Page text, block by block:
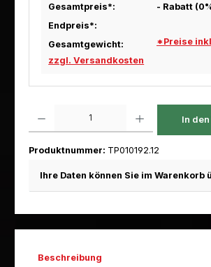
Gesamtpreis*:
- Rabatt (0
Endpreis*:
Gesamtgewicht:
*Preise
zzgl. Versandkosten
In
Produktnummer: TP010192.12
Ihre Daten können Sie im Warenkorb
Beschreibung